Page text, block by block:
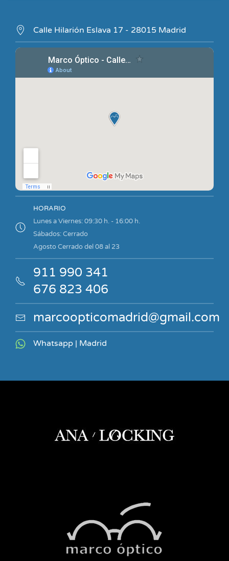
Calle Hilarión Eslava 17 - 28015 Madrid
HORARIO
Lunes a Viernes: 09:30 h. - 16:00 h.
Sábados:Cerrado
Agosto Cerrado del 08 al 23
911 990 341
676 823 406
marcoopticomadrid@gmail.com
Whatsapp | Madrid